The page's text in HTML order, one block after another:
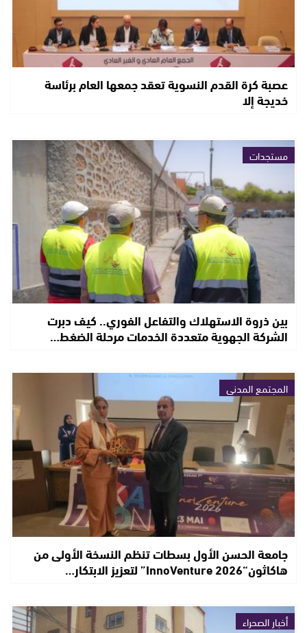
عصبة كرة القدم النسوية تعقد جمعها العام برئاسة
خديجة إلا
مستجدات
بين ذروة الاستهلاك والتفاعل الفوري.. كيف دبرت
الشركة الجهوية متعددة الخدمات مرحلة الضغط…
المجتمع المدني
جامعة الحسن الأول بسطات تنظم النسخة الأولى من
هاكاثون“InnoVenture 2026” لتعزيز الابتكار…
أخبار الصحراء